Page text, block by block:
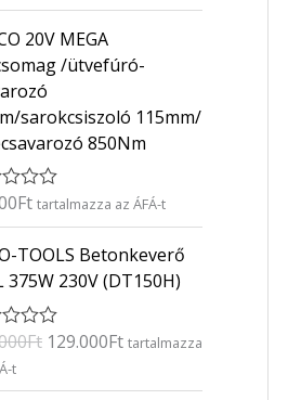
20V MEGA
/ütvefúró-
sarokcsiszoló 115mm/
850Nm
Ft tartalmazza az ÁFÁ-t
TOOLS Betonkeverő
375W 230V (DT150H)
Ft
O
r
g
129.000Ft
C
u
etartalmazza
t